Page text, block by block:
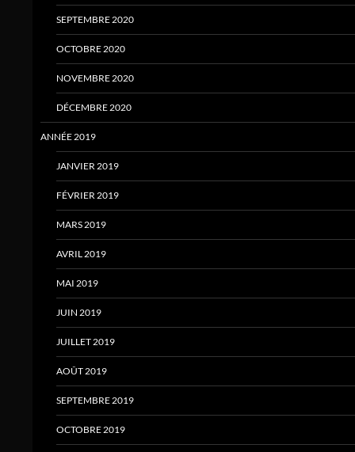
SEPTEMBRE 2020
OCTOBRE 2020
NOVEMBRE 2020
DÉCEMBRE 2020
ANNÉE 2019
JANVIER 2019
FÉVRIER 2019
MARS 2019
AVRIL 2019
MAI 2019
JUIN 2019
JUILLET 2019
AOÛT 2019
SEPTEMBRE 2019
OCTOBRE 2019